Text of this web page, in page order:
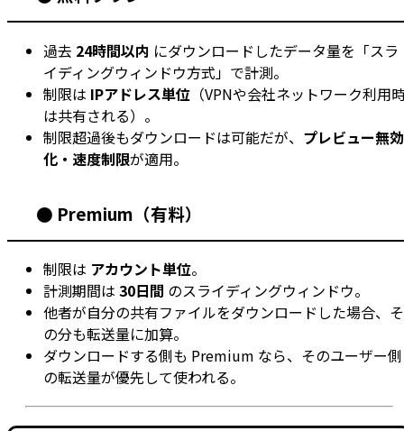
過去 24時間以内 にダウンロードしたデータ量を「スラ
イディングウィンドウ方式」で計測。
制限は IPアドレス単位 （VPNや会社ネットワーク利用
は共有される）。
制限超過後もダウンロードは可能だが、 プレビュー無効
化・速度制限が適用。
● Premium（有料）
制限は アカウント単位。
計測期間は 30日間 のスライディングウィンドウ。
他者が自分の共有ファイルをダウンロードした場合、そ
の分も転送量に加算。
ダウンロードする側も Premium なら、そのユーザー側
の転送量が優先して使われる。